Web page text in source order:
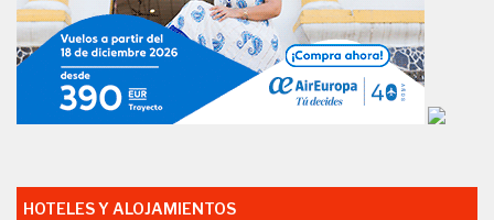
HOTELES Y ALOJAMIENTOS